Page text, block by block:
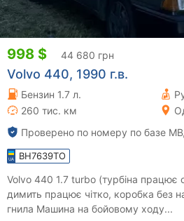
998 $ 44 680 грн
Volvo 440, 1990 г.в.
Бензин 1.7 л.
260 тис. км
Проверено по номеру по базе
BH7639TO
Volvo 440 1.7 turbo (турбіна
димить працює чітко, коробка без
гнила Машина на бойовому ходу...